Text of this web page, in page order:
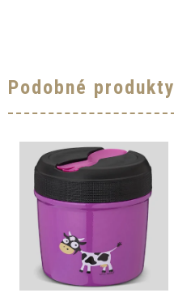
Podobné produkty